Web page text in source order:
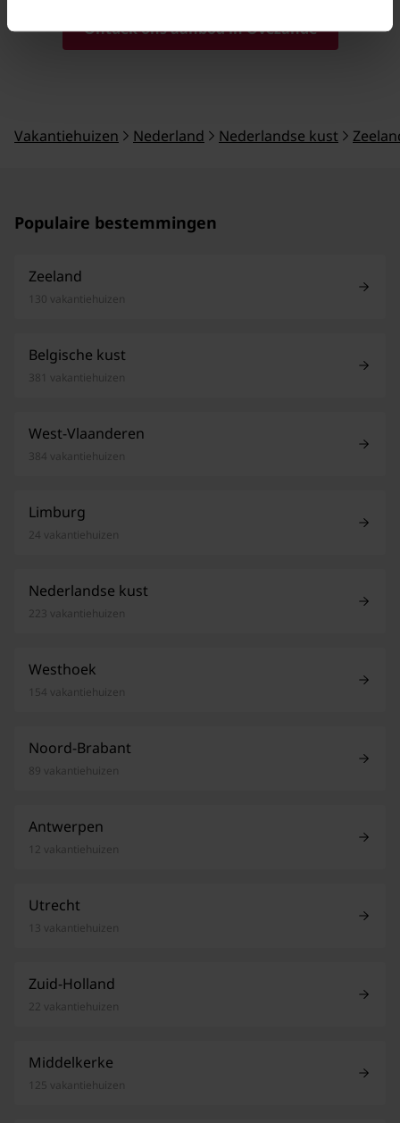
Ontdek ons aanbod in Ovezande
Vakantiehuizen Nederland Nederlandse kust
Populaire bestemmingen
Zeeland
130 vakantiehuizen
Belgische kust
381 vakantiehuizen
West-Vlaanderen
384 vakantiehuizen
Limburg
24 vakantiehuizen
Nederlandse kust
223 vakantiehuizen
Westhoek
154 vakantiehuizen
Noord-Brabant
89 vakantiehuizen
Antwerpen
12 vakantiehuizen
Utrecht
13 vakantiehuizen
Zuid-Holland
22 vakantiehuizen
Middelkerke
125 vakantiehuizen